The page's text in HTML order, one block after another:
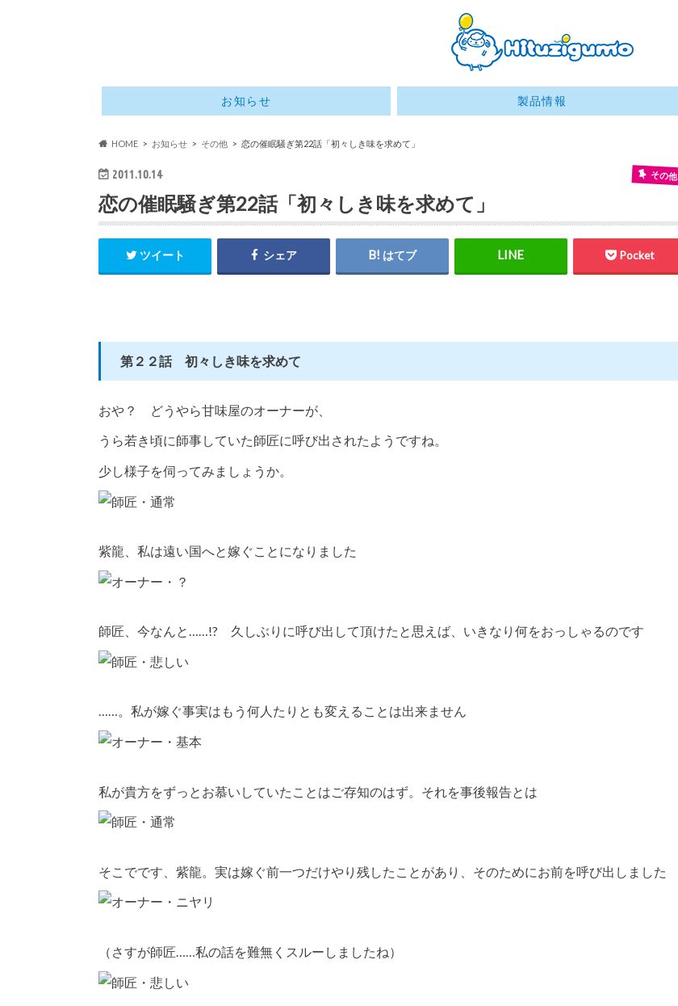
お知らせ 製品情報
HOME お知らせ その他 恋の催眠騒ぎ第22話「初々しき味を求めて」
2011.10.14 その他
恋の催眠騒ぎ第22話「初々しき味を求めて」
ツイート シェア はてブ Pocket
第２２話 初々しき味を求めて
おや？ どうやら甘味屋のオーナーが、
うら若き頃に師事していた師匠に呼び出されたようですね。
少し様子を伺ってみましょうか。
紫龍、私は遠い国へと嫁ぐことになりました
師匠、今なんと……!? 久しぶりに呼び出して頂けたと思えば、いきなり何をおっしゃるのです
……。私が嫁ぐ事実はもう何人たりとも変えることは出来ません
私が貴方をずっとお慕いしていたことはご存知のはず。それを事後報告とは
そこでです、紫龍。実は嫁ぐ前一つだけやり残したことがあり、そのためにお前を呼び出しました
（さすが師匠……私の話を難無くスルーしましたね）